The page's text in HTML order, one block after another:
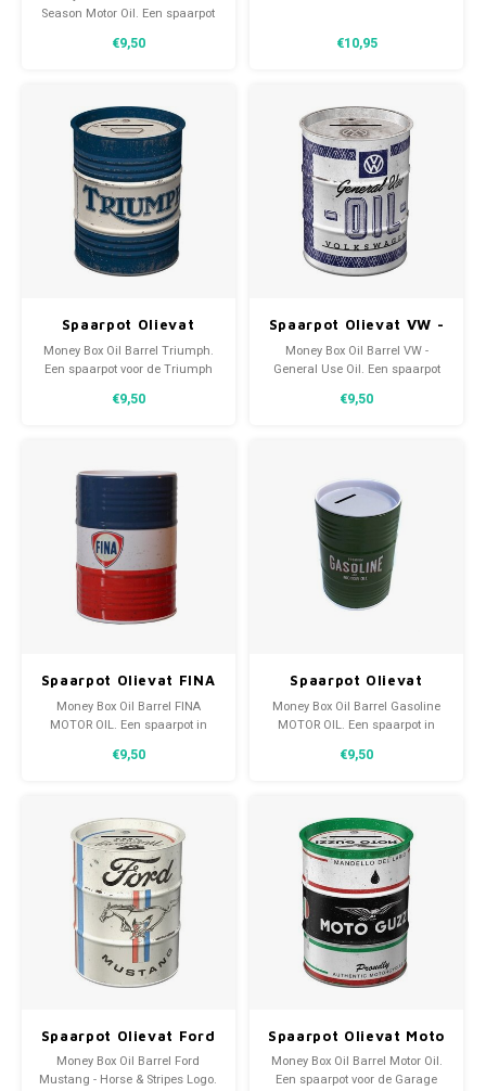
Season Motor Oil
Season Motor Oil. Een spaarpot
tractor liefhebber. Sparen met
en geschikt voor elk soort geld.
€9,50 €10,95
Spaarpot Olievat
Triumph
Money Box Oil Barrel Triumph.
Een spaarpot voor de Triumph
van Nostalgic Art en geschikt
€9,50
Spaarpot Olievat VW -
General Use Oil
Money Box Oil Barrel VW -
General Use Oil. Een spaarpot
Een kwaliteitsproduct van
€9,50
Spaarpot Olievat FINA
MOTOR OIL
Money Box Oil Barrel FINA
MOTOR OIL. Een spaarpot in
opent zonder gereedschap en is
€9,50
Spaarpot Olievat
Gasoline MOTOR OIL
Money Box Oil Barrel Gasoline
MOTOR OIL. Een spaarpot in
opent zonder gereedschap en is
€9,50
Spaarpot Olievat Ford
Mustang - Horse &
Stripes Logo
Money Box Oil Barrel Ford
Mustang - Horse & Stripes Logo.
Spaarpot Olievat Moto
Guzzi Italian
Motorcycle Oil
Money Box Oil Barrel Motor Oil.
Een spaarpot voor de Garage